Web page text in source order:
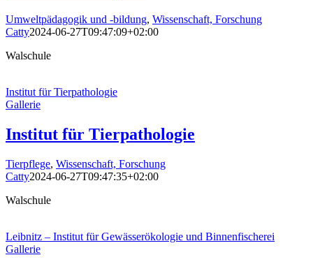
Umweltpädagogik und -bildung, Wissenschaft, Forschung
Catty2024-06-27T09:47:09+02:00
Walschule
Institut für Tierpathologie
Gallerie
Institut für Tierpathologie
Tierpflege, Wissenschaft, Forschung
Catty2024-06-27T09:47:35+02:00
Walschule
Leibnitz – Institut für Ge­wässer­öko­logie und Binnen­fischerei
Gallerie